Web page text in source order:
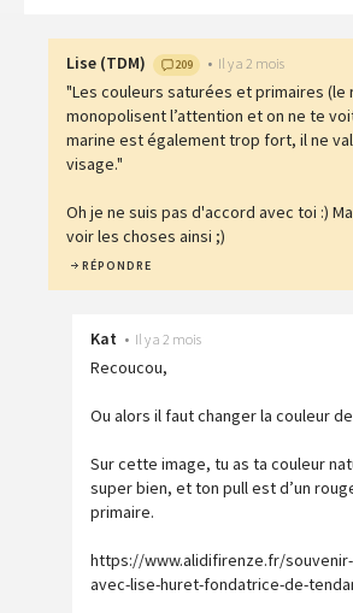
Lise (TDM) 209 • Il y a 2 mois
"Les couleurs saturées et primaires (le
monopolisent l’attention et on ne te
marine est également trop fort, il ne
visage."
Oh je ne suis pas d'accord avec toi :)
voir les choses ainsi ;)
RÉPONDRE
Kat • Il y a 2 mois
Recoucou,
Ou alors il faut changer la couleur
Sur cette image, tu as ta couleur
super bien, et ton pull est d’un
primaire.
https://www.alidifirenze.fr/
avec-lise-huret-fondatrice-de-